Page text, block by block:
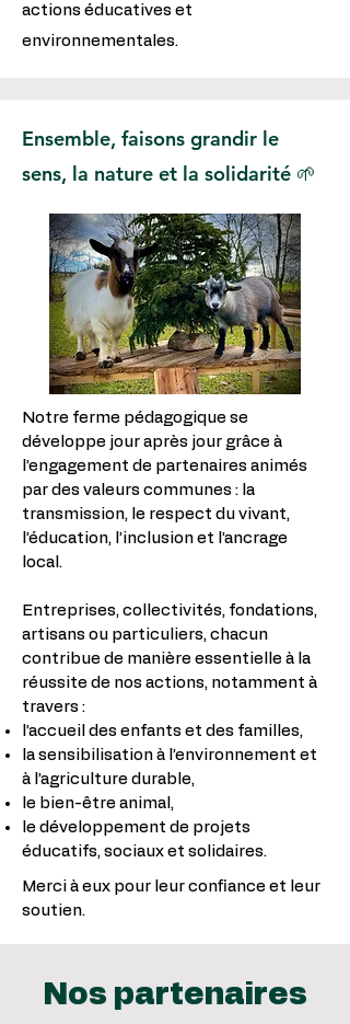
actions éducatives et
environnementales.
Ensemble, faisons grandir le
sens, la nature et la solidarité 🌱
Notre ferme pédagogique se
développe jour après jour grâce à
l’engagement de partenaires animés
par des valeurs communes : la
transmission, le respect du vivant,
l’éducation, l’inclusion et l’ancrage
local.
Entreprises, collectivités, fondations,
artisans ou particuliers, chacun
contribue de manière essentielle à la
réussite de nos actions, notamment à
travers :
l’accueil des enfants et des familles,
la sensibilisation à l’environnement et
à l’agriculture durable,
le bien-être animal,
le développement de projets
éducatifs, sociaux et solidaires.
Merci à eux pour leur confiance et leur
soutien.
Nos partenaires